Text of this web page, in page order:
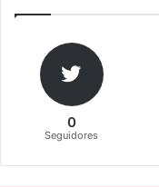
0
Seguidores